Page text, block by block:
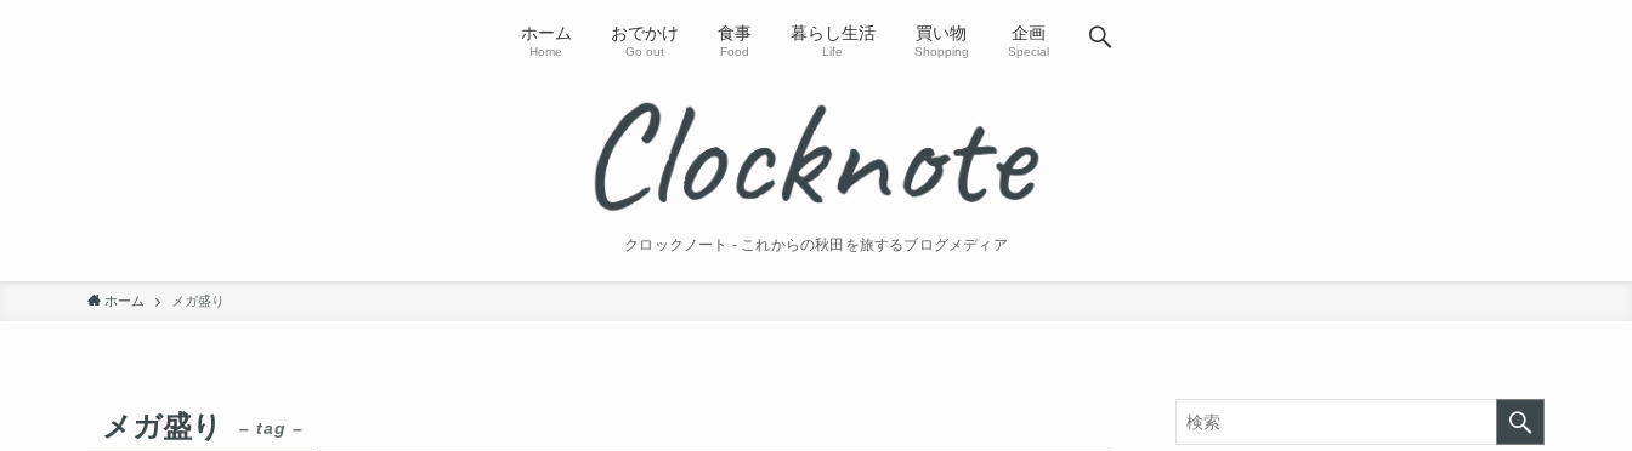
クロックノート - これからの秋田を旅するブログメディア
ホーム
Home
おでかけ
Go out
食事
Food
暮らし生活
Life
買い物
Shopping
企画
Special
ホーム メガ盛り
メガ盛り – tag –